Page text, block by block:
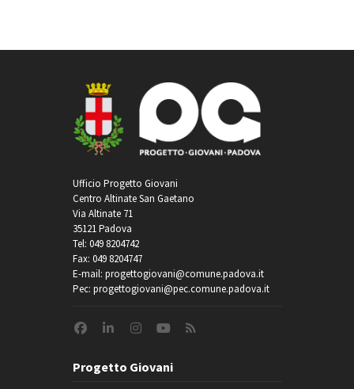
Ufficio Progetto Giovani
Centro Altinate San Gaetano
Via Altinate 71
35121 Padova
Tel: 049 8204742
Fax: 049 8204747
E-mail: progettogiovani@comune.padova.it
Pec: progettogiovani@pec.comune.padova.it
Progetto Giovani